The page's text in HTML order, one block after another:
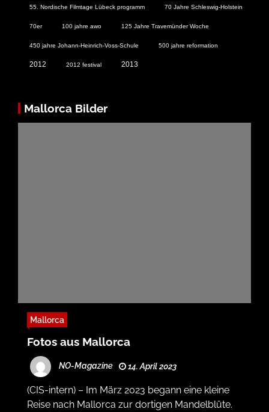
55. Nordische Filmtage Lübeck programm 70 Jahre Schleswig-Holstein
70er 100 jahre awo 125 Jahre Travemünder Woche
450 jahre Johann-Heinrich-Voss-Schule 500 jahre reformation
2012 2012 festival 2013
Mallorca Bilder
Mallorca
Fotos aus Mallorca
NO-Magazine 14. April 2023
(CIS-intern) – Im März 2023 begann eine kleine
Reise nach Mallorca zur dortigen Mandelblüte.